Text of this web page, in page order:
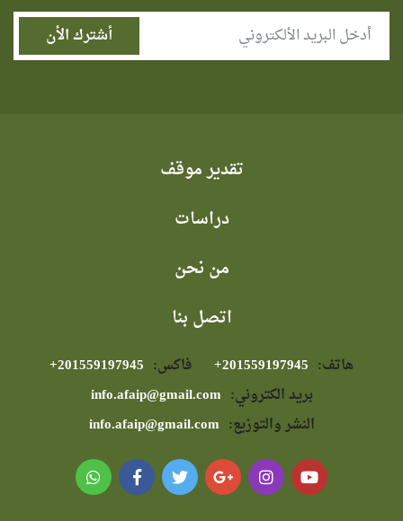
تقدير موقف
دراسات
من نحن
اتصل بنا
هاتف: فاكس:
بريد الكتروني: info.afaip@gmail.com
النشر والتوزيع: info.afaip@gmail.com